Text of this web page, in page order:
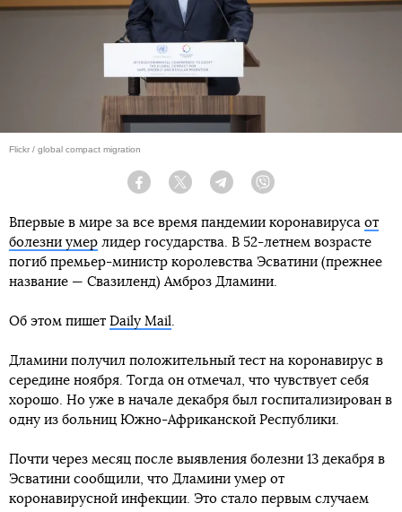
Flickr / global compact migration
Facebook Twitter Telegram
Впервые в мире за все время пандемии коронавируса от
болезни умер лидер государства. В 52-летнем возрасте
погиб премьер-министр королевства Эсватини (прежнее
название — Свазиленд) Амброз Дламини.
Об этом пишет Daily Mail
Дламини получил положительный тест на коронавирус в
середине ноября. Тогда он отмечал, что чувствует себя
хорошо. Но уже в начале декабря был госпитализирован в
одну из больниц Южно-Африканской Республики.
Почти через месяц после выявления болезни 13 декабря в
Эсватини сообщили, что Дламини умер от
коронавирусной инфекции. Это стало первым случаем